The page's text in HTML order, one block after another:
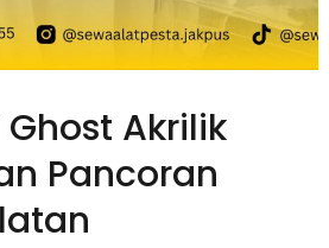
Akrilik
Pancoran